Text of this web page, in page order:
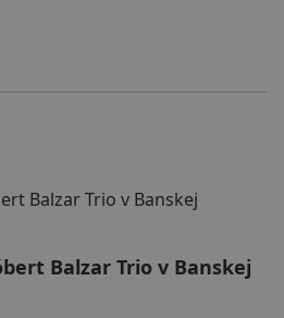
Balzar Trio v Banskej